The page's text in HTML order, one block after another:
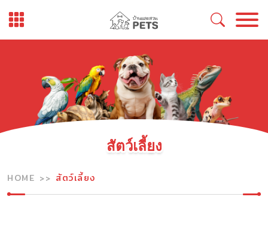
to
สัตว์เลี้ยง
HOME สัตว์เลี้ยง